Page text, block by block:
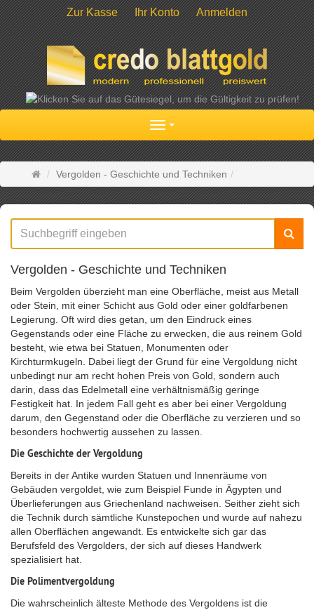
Zur Kasse Ihr Konto Anmelden
Startseite
Vergolden - Geschichte und Techniken
Vergolden - Geschichte und Techniken
Beim Vergolden überzieht man eine Oberfläche, meist aus Metall
oder Stein, mit einer Schicht aus Gold oder einer goldfarbenen
Legierung. Oft wird dies getan, um den Eindruck eines
Gegenstands oder eine Fläche zu erwecken, die aus reinem Gold
besteht, wie etwa bei Statuen, Monumenten oder
Kirchturmkugeln. Dabei liegt der Grund für eine Vergoldung nicht
unbedingt nur am recht hohen Preis von Gold, sondern auch
darin, dass das Edelmetall eine verhältnismäßig geringe
Festigkeit hat. In jedem Fall geht es aber bei einer Vergoldung
darum, den Gegenstand oder die Oberfläche zu verzieren und so
besonders hochwertig aussehen zu lassen.
Die Geschichte der Vergoldung
Bereits in der Antike wurden Statuen und Innenräume von
Gebäuden vergoldet, wie zum Beispiel Funde in Ägypten und
Überlieferungen aus Griechenland nachweisen. Seither zieht sich
die Technik durch sämtliche Kunstepochen und wurde auf nahezu
allen Oberflächen angewandt. Es entwickelte sich gar das
Berufsfeld des Vergolders, der sich auf dieses Handwerk
spezialisiert hat.
Die Polimentvergoldung
Die wahrscheinlich älteste Methode des Vergoldens ist die